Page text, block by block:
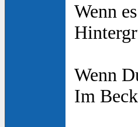
Wenn
Wenn
Im